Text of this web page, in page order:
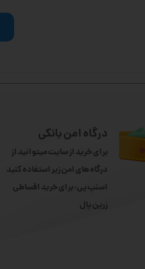
درگاه امن بانکی
برای خرید از سایت میتوانید از
درگاه های امن زیر استفاده کنید
اسنپ پی: برای خرید اقساطی
​​​​​​​زرین پال